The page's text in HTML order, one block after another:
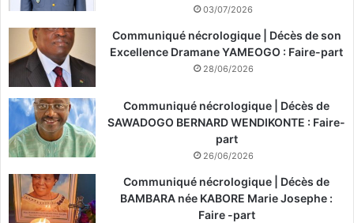
03/07/2026
Communiqué nécrologique | Décès de son
Excellence Dramane YAMEOGO : Faire-part
28/06/2026
Communiqué nécrologique | Décès de
SAWADOGO BERNARD WENDIKONTE : Faire-
part
26/06/2026
Communiqué nécrologique | Décès de
BAMBARA née KABORE Marie Josephe :
Faire -part